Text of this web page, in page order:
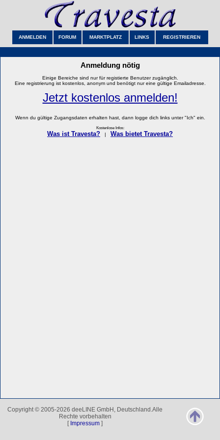
ANMELDEN FORUM MARKTPLATZ LINKS REGISTRIEREN
Anmeldung nötig
Einige Bereiche sind nur für registierte Benutzer zugänglich.
Eine registrierung ist kostenlos, anonym und benötigt nur eine gültige Emailadresse.
Jetzt kostenlos anmelden!
Wenn du gültige Zugangsdaten erhalten hast, dann logge dich links unter "Ich" ein.
Kostenlose Infos:
Was ist Travesta? Was bietet Travesta?
Copyright © 2005-2026 deeLINE GmbH, Deutschland.Alle
Rechte vorbehalten
[ Impressum ]